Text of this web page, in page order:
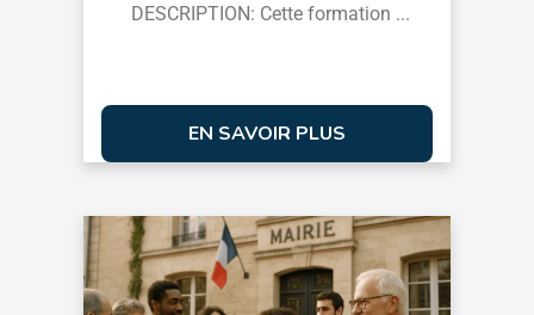
DESCRIPTION: Cette formation ...
EN SAVOIR PLUS